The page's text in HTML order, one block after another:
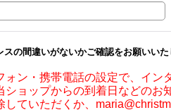
スの間違いがないかご確認をお願いいた
ォン・携帯電話の設定で、イン
ショップからの到着日などのお
していただくか、